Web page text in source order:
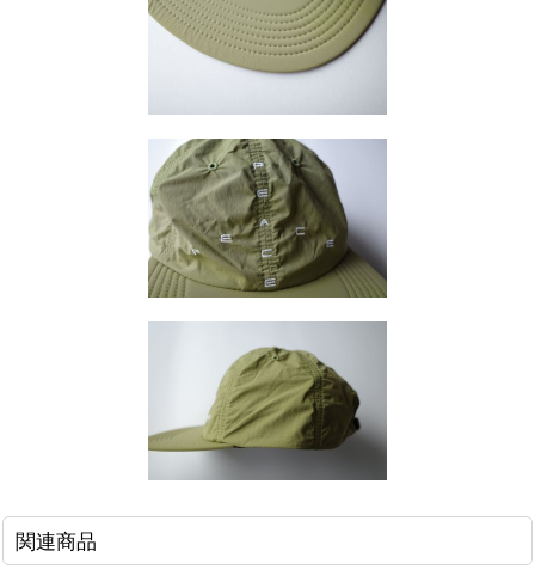
関連商品